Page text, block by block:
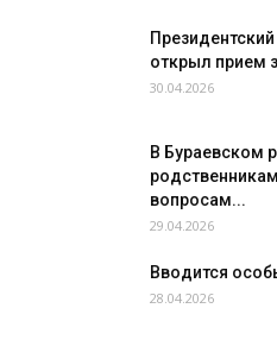
открыл прием
30.04.2026
В Бураевском
вопросам...
29.04.2026
Вводится
28.04.2026